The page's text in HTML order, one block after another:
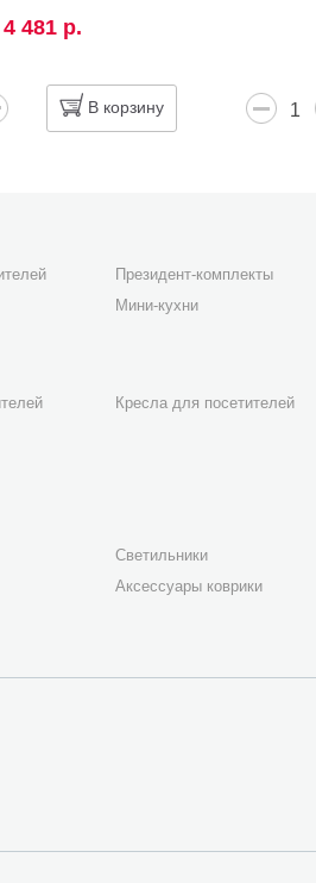
4 481 р.
В корзину
Президент-комплекты
Мини-кухни
Кресла для посетителей
Светильники
Аксессуары коврики